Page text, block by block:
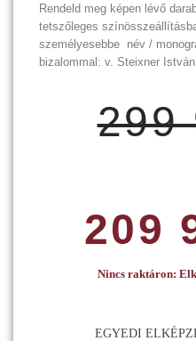
Rendeld meg képen lévő
tetszőleges
személyesebbe név /
bizalommal: v. Steixner István
209
Nincs raktáron:
EGYEDI